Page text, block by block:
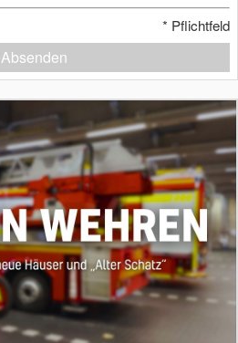
* Pflichtfeld
Absenden